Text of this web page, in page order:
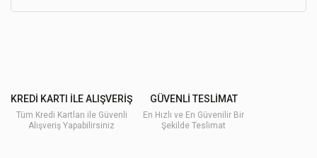
KREDİ KARTI İLE ALIŞVERİŞ
Tüm Kredi Kartları ile Güvenli
Alışveriş Yapabilirsiniz
GÜVENLİ TESLİMAT
En Hızlı ve En Güvenilir Bir
Şekilde Teslimat